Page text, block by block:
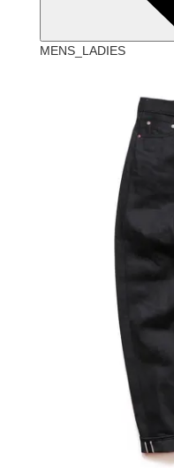
MENS_LADIES